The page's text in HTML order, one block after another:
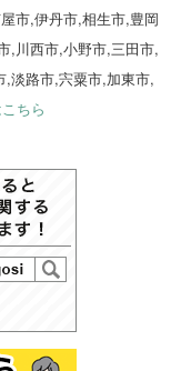
市,伊丹市,相生市,豊岡
,川西市,小野市,三田市,
淡路市,宍粟市,加東市,
ちら